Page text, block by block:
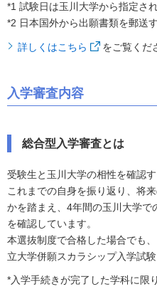
*1 試験日は玉川大学から指定さ
*2 日本国外から出願書類を郵送
詳しくはこちら をご覧くだ
入学審査内容
総合型入学審査とは
受験生と玉川大学の相性を確認
これまでの自身を振り返り、将
かを踏まえ、4年間の玉川大学
を確認しています。
本選抜制度で合格した場合でも
立大学併願スカラシップ入学試
*入学手続きが完了した学科に限